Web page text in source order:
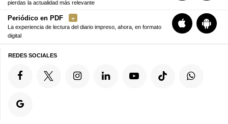
pierdas la actualidad más relevante
Periódico en PDF
La experiencia de lectura del diario impreso, ahora, en formato
digital
REDES SOCIALES